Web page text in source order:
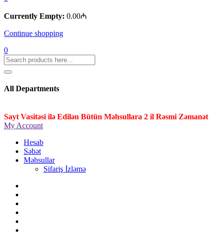
Currently Empty: 0.00₼
Continue shopping
0
All Departments
Sayt Vasitəsi ilə Edilən Bütün Məhsullara 2 il Rəsmi Zəmanət
My Account
Hesab
Səbət
Məhsullar
Sifariş İzləmə